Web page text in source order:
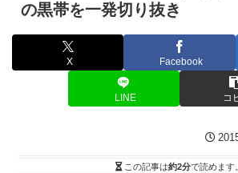
の黒帯を一発切り抜き
X Facebook
LINE コ
この記事は約2分で読めます。